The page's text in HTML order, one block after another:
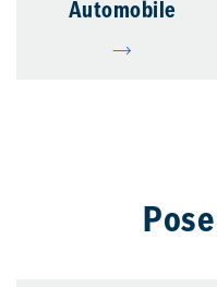
Automobile